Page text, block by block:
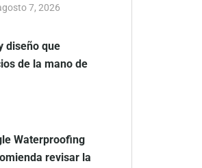
7, 2026
diseño que
de la mano de
Waterproofing
revisar la